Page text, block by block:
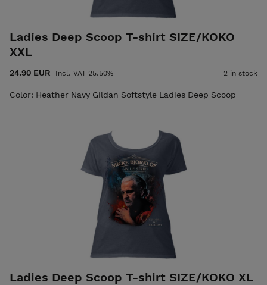
Ladies Deep Scoop T-shirt SIZE/KOKO
XXL
24.90 EUR Incl. VAT 25.50% 2 in stock
Color: Heather Navy Gildan Softstyle Ladies Deep Scoop
Ladies Deep Scoop T-shirt SIZE/KOKO XL